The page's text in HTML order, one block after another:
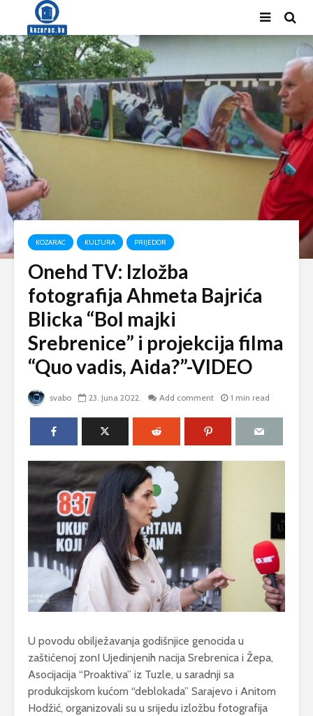
KOZARAC KULTURA PRIJEDOR
Onehd TV: Izložba
fotografija Ahmeta Bajrića
Blicka “Bol majki
Srebrenice” i projekcija filma
“Quo vadis, Aida?”-VIDEO
svabo 23. Juna 2022. Add comment 1 min read
U povodu obilježavanja godišnjice genocida u
zaštićenoj zonI Ujedinjenih nacija Srebrenica i Žepa,
Asocijacija “Proaktiva” iz Tuzle, u saradnji sa
produkcijskom kućom “deblokada” Sarajevo i Anitom
Hodžić, organizovali su u srijedu izložbu fotografija